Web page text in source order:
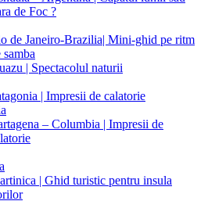
de Foc ?
de Janeiro-Brazilia| Mini-ghid pe ritm
samba
| Spectacolul naturii
| Impresii de calatorie
– Columbia | Impresii de
| Ghid turistic pentru insula